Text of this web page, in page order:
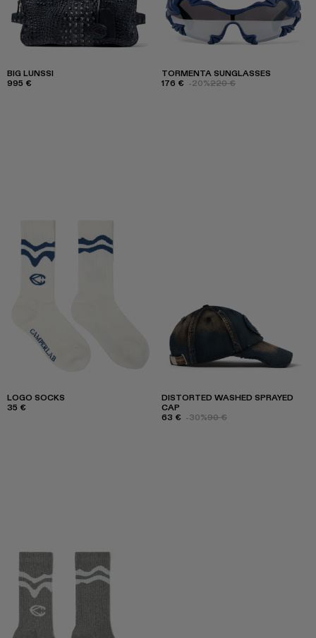
BIG LUNSSI
995 €
TORMENTA SUNGLASSES
176 € -20%220 €
LOGO SOCKS
35 €
DISTORTED WASHED SPRAYED
CAP
63 € -30%90 €